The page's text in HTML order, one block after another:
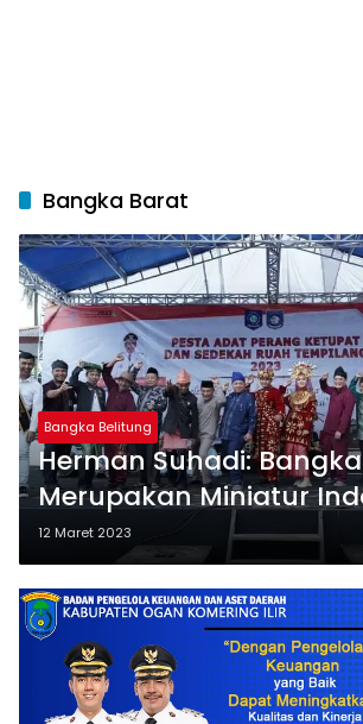
Bangka Barat
Bangka Belitung
Herman Suhadi:
Merupakan Miniatur
12 Maret 2023